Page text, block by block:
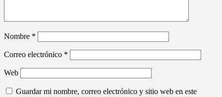
Nombre *
Correo electrónico *
Web
Guardar mi nombre, correo electrónico y sitio web en este